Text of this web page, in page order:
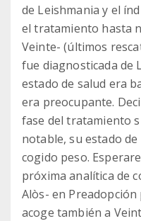
de Leishmania y el
el tratamiento hasta
Veinte- (últimos
fue diagnosticada de
estado de salud era
era preocupante.
fase del tratamiento
notable, su estado
cogido peso.
próxima analítica de
Alòs- en Preadopción
acoge también a